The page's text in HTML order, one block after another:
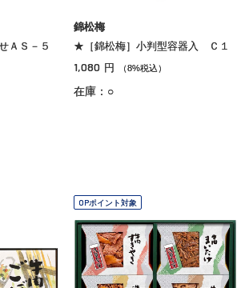
ＡＳ－５
錦松梅
★［錦松梅］小判型容器入 Ｃ１
1,080 円 （8%税込）
在庫：○
OPポイント対象